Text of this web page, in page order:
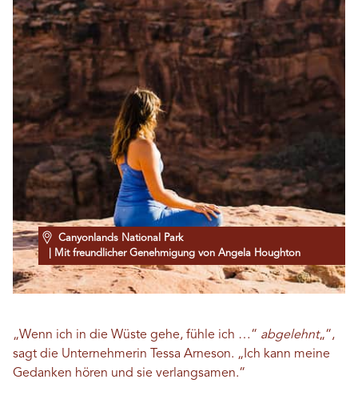
Canyonlands National Park
| Mit freundlicher Genehmigung von Angela Houghton
„Wenn ich in die Wüste gehe, fühle ich …“ abgelehnt„“,
sagt die Unternehmerin Tessa Arneson. „Ich kann meine
Gedanken hören und sie verlangsamen.“